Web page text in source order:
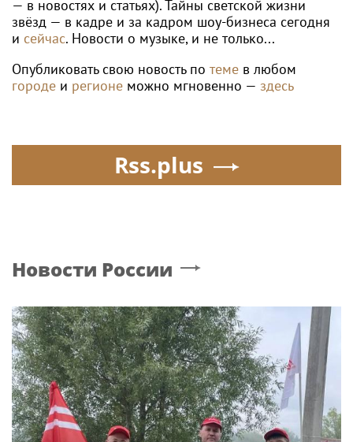
— в новостях и статьях). Тайны светской жизни
звёзд — в кадре и за кадром шоу-бизнеса сегодня
и сейчас. Новости о музыке, и не только...
Опубликовать свою новость по теме в любом
городе и регионе можно мгновенно — здесь
Rss.plus
Новости России